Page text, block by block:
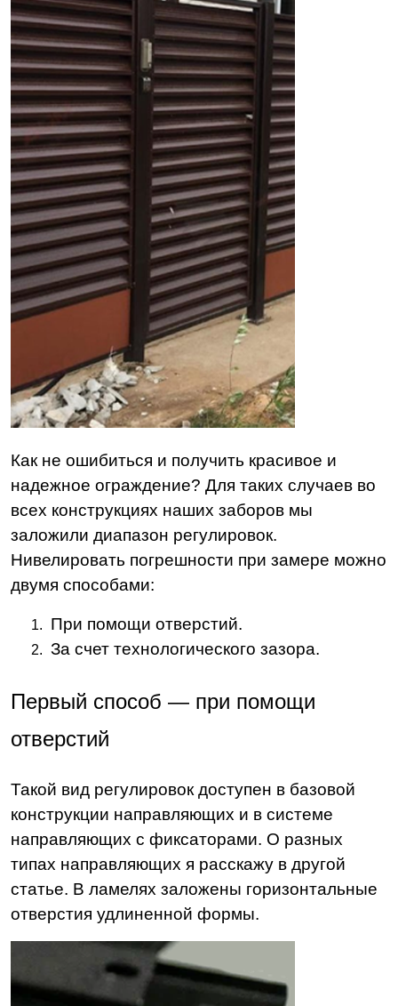
Как не ошибиться и получить красивое и
надежное ограждение? Для таких случаев во
всех конструкциях наших заборов мы
заложили диапазон регулировок.
Нивелировать погрешности при замере можно
двумя способами:
При помощи отверстий.
За счет технологического зазора.
Первый способ — при помощи
отверстий
Такой вид регулировок доступен в базовой
конструкции направляющих и в системе
направляющих с фиксаторами. О разных
типах направляющих я расскажу в другой
статье. В ламелях заложены горизонтальные
отверстия удлиненной формы.